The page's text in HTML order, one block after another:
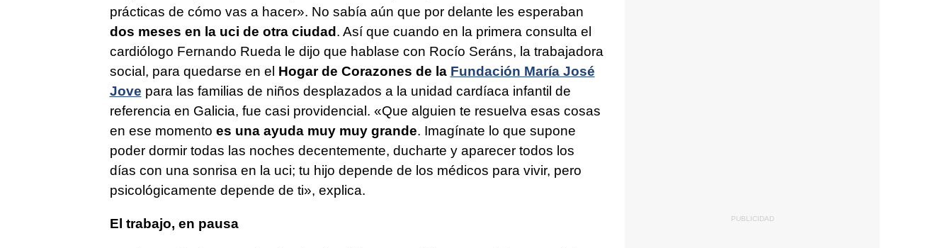
prácticas de cómo vas a hacer». No sabía aún que por delante les esperaban
dos meses en la uci de otra ciudad . Así que cuando en la primera consulta el
cardiólogo Fernando Rueda le dijo que hablase con Rocío Seráns, la trabajadora
social, para quedarse en el Hogar de Corazones de la Fundación María José
Jove para las familias de niños desplazados a la unidad cardíaca infantil de
referencia en Galicia, fue casi providencial. «Que alguien te resuelva esas cosas
en ese momento es una ayuda muy muy grande. Imagínate lo que supone
poder dormir todas las noches decentemente, ducharte y aparecer todos los
días con una sonrisa en la uci; tu hijo depende de los médicos para vivir, pero
psicológicamente depende de ti», explica.
El trabajo, en pausa